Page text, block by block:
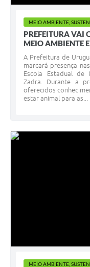
MEIO AMBIENTE,
PREFEITURA VAI
MEIO AMBIENTE
A Prefeitura de
marcará presença
Escola Estadual de
Zadra. Durante a
oferecidos
estar animal para as...
MEIO AMBIENTE,